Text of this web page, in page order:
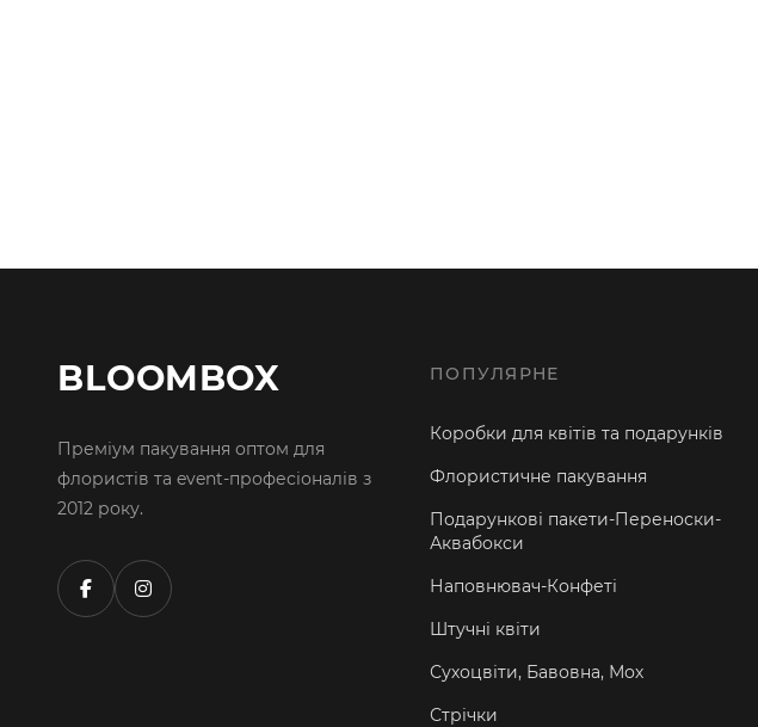
BLOOMBOX
Преміум пакування оптом для
флористів та event-професіоналів з
2012 року.
ПОПУЛЯРНЕ
Коробки для квітів та подарунків
Флористичне пакування
Подарункові пакети-Переноски-
Аквабокси
Наповнювач-Конфеті
Штучні квіти
Сухоцвіти, Бавовна, Мох
Стрічки